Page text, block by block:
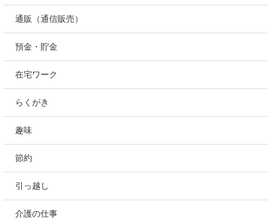
通販（通信販売）
預金・貯金
在宅ワーク
らくがき
趣味
節約
引っ越し
介護の仕事